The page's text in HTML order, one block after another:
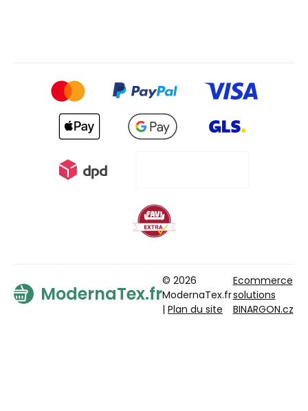
ModernaTex.fr
© 2026
ModernaTex.fr
| Plan du site
Ecommerce
solutions
BINARGON.cz